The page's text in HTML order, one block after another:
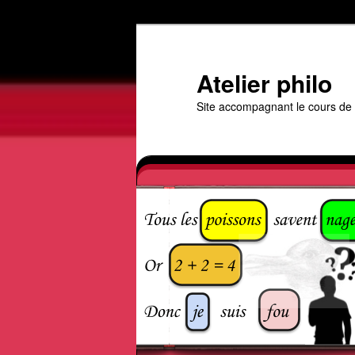
principal
Atelier philo
Site accompagnant le cours